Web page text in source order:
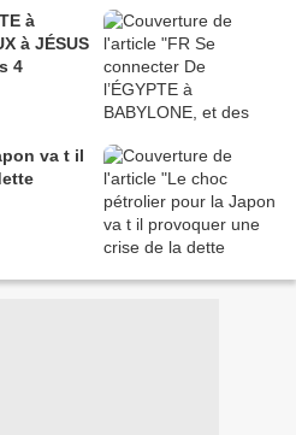
à JÉSUS
4
va t il